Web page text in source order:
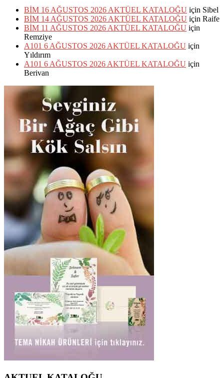
BİM 16 AĞUSTOS 2026 AKTÜEL KATALOĞU için Sibel
BİM 14 AĞUSTOS 2026 AKTÜEL KATALOĞU için Raife
BİM 11 AĞUSTOS 2026 AKTÜEL KATALOĞU için
Remziye
A101 6 AĞUSTOS 2026 AKTÜEL KATALOĞU için
Yıldırım
A101 6 AĞUSTOS 2026 AKTÜEL KATALOĞU için
Berivan